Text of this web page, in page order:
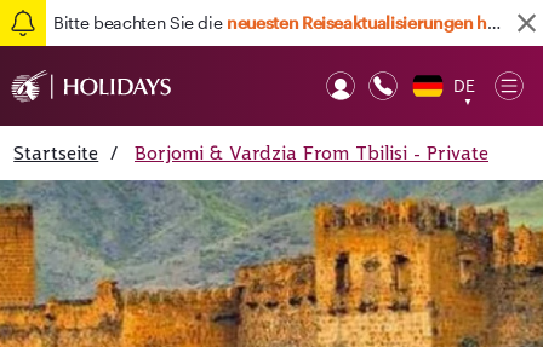
Bitte beachten Sie die neuesten Reiseaktualisierungen hier
DE
▼
Startseite / Borjomi & Vardzia From Tbilisi - Private